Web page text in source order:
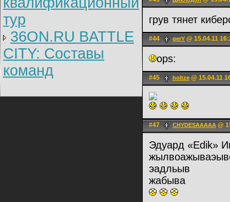
тур
36ON.RU BATTLE
CITY: Составы
команд
грув тянет
#44 gerY @ 15.04.11
ops:
#45 holtze @ 15.04.11
#47 CHYDESAAAAA @
Эдуард «Edik»
эадльыв
жабыва